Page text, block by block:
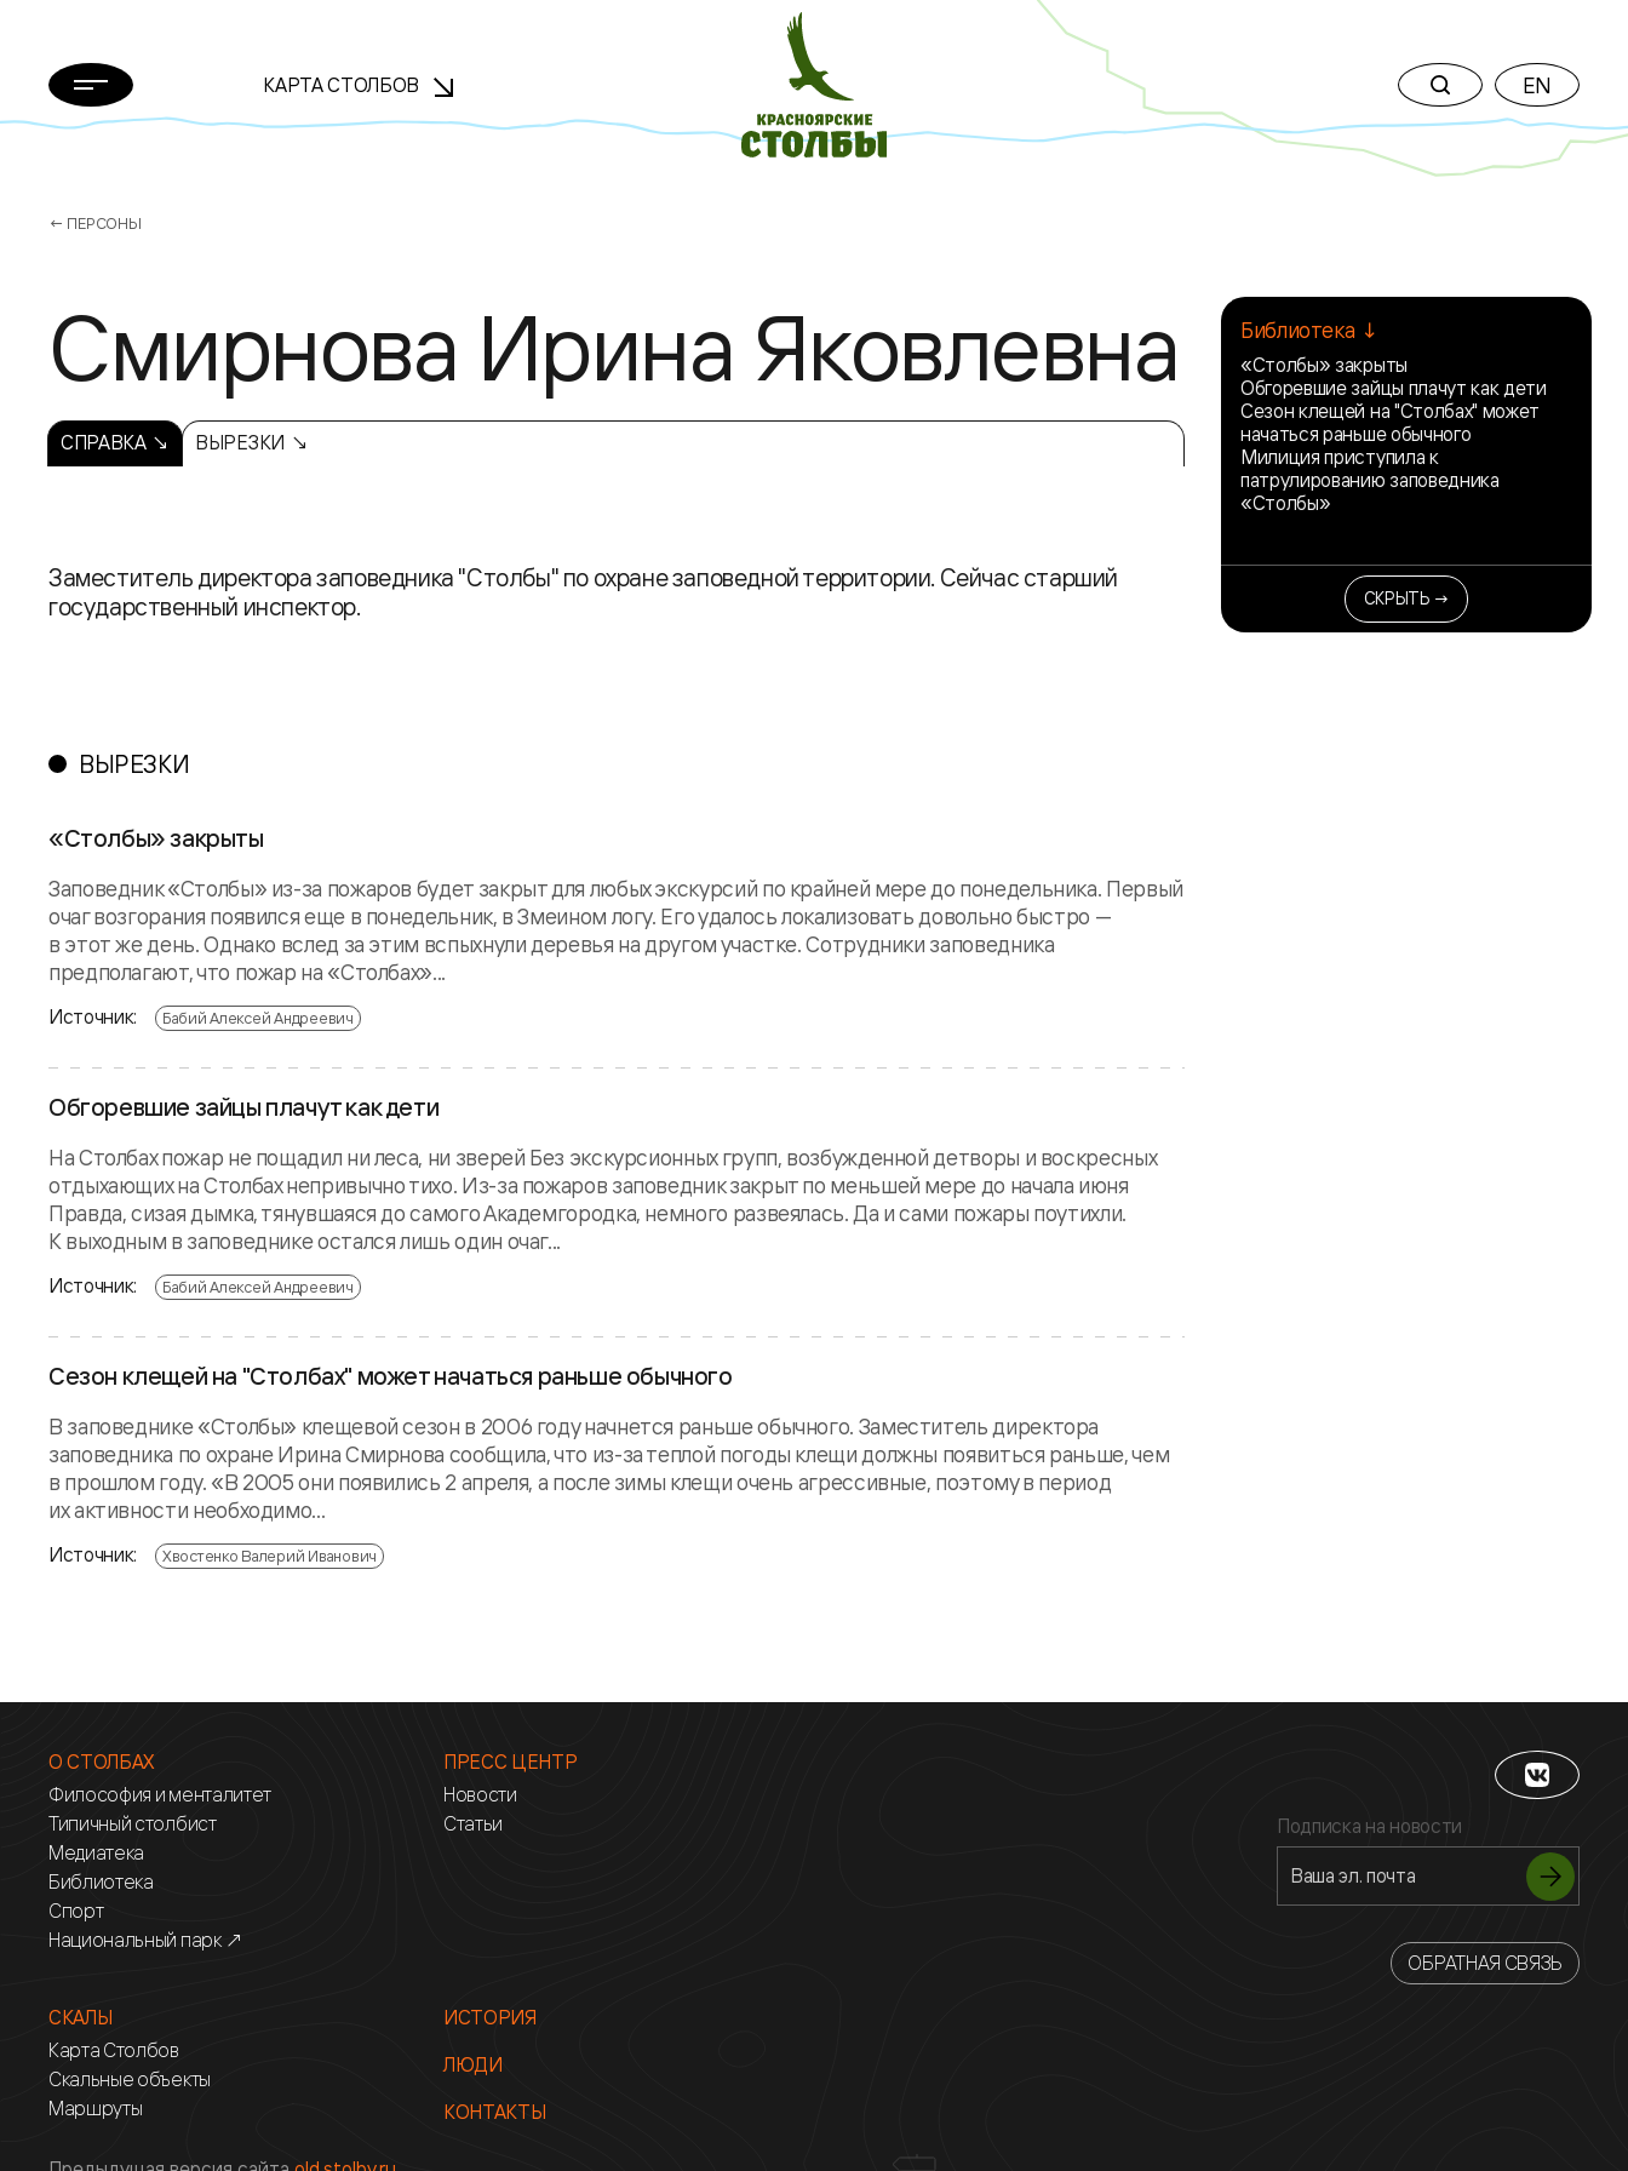
КАРТА СТОЛБОВ EN
← ПЕРСОНЫ
Смирнова Ирина Яковлевна
СПРАВКА ↘ ВЫРЕЗКИ ↘
Заместитель директора заповедника "Столбы" по охране заповедной территории. Сейчас старший
государственный инспектор.
Библиотека ↓
«Столбы» закрыты
Обгоревшие зайцы плачут как дети
Сезон клещей на "Столбах" может
начаться раньше обычного
Милиция приступила к
патрулированию заповедника
«Столбы»
СКРЫТЬ →
ВЫРЕЗКИ
«Столбы» закрыты
Заповедник «Столбы» из-за пожаров будет закрыт для любых экскурсий по крайней мере до понедельника. Первый
очаг возгорания появился еще в понедельник, в Змеином логу. Его удалось локализовать довольно быстро —
в этот же день. Однако вслед за этим вспыхнули деревья на другом участке. Сотрудники заповедника
предполагают, что пожар на «Столбах»...
Источник: Бабий Алексей Андреевич
Обгоревшие зайцы плачут как дети
На Столбах пожар не пощадил ни леса, ни зверей Без экскурсионных групп, возбужденной детворы и воскресных
отдыхающих на Столбах непривычно тихо. Из-за пожаров заповедник закрыт по меньшей мере до начала июня
Правда, сизая дымка, тянувшаяся до самого Академгородка, немного развеялась. Да и сами пожары поутихли.
К выходным в заповеднике остался лишь один очаг...
Источник: Бабий Алексей Андреевич
Сезон клещей на "Столбах" может начаться раньше обычного
В заповеднике «Столбы» клещевой сезон в 2006 году начнется раньше обычного. Заместитель директора
заповедника по охране Ирина Смирнова сообщила, что из-за теплой погоды клещи должны появиться раньше, чем
в прошлом году. «В 2005 они появились 2 апреля, а после зимы клещи очень агрессивные, поэтому в период
их активности необходимо...
Источник: Хвостенко Валерий Иванович
О СТОЛБАХ
Философия и менталитет
Типичный столбист
Медиатека
Библиотека
Спорт
Национальный парк ↗
ПРЕСС ЦЕНТР
Новости
Статьи
СКАЛЫ
Карта Столбов
Скальные объекты
Маршруты
ИСТОРИЯ
ЛЮДИ
КОНТАКТЫ
Подписка на новости
ОБРАТНАЯ СВЯЗЬ